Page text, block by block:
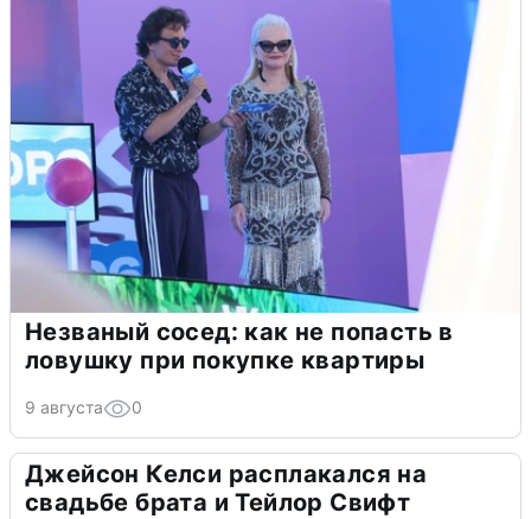
Незваный сосед: как не попасть в
ловушку при покупке квартиры
9 августа 0
Джейсон Келси расплакался на
свадьбе брата и Тейлор Свифт